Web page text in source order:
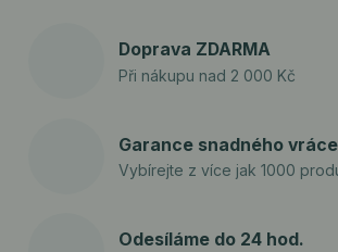
Doprava ZDARMA
Při nákupu nad 2 000 Kč
Garance snadného
Vybírejte z více jak 1000
Odesíláme do 24 hod.